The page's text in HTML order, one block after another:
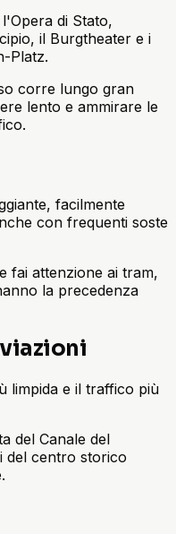
di Stato,
il Burgtheater e i
Platz.
corre lungo gran
lento e ammirare le
facilmente
con frequenti soste
fai attenzione ai tram,
la precedenza
limpida e il traffico più
del Canale del
del centro storico